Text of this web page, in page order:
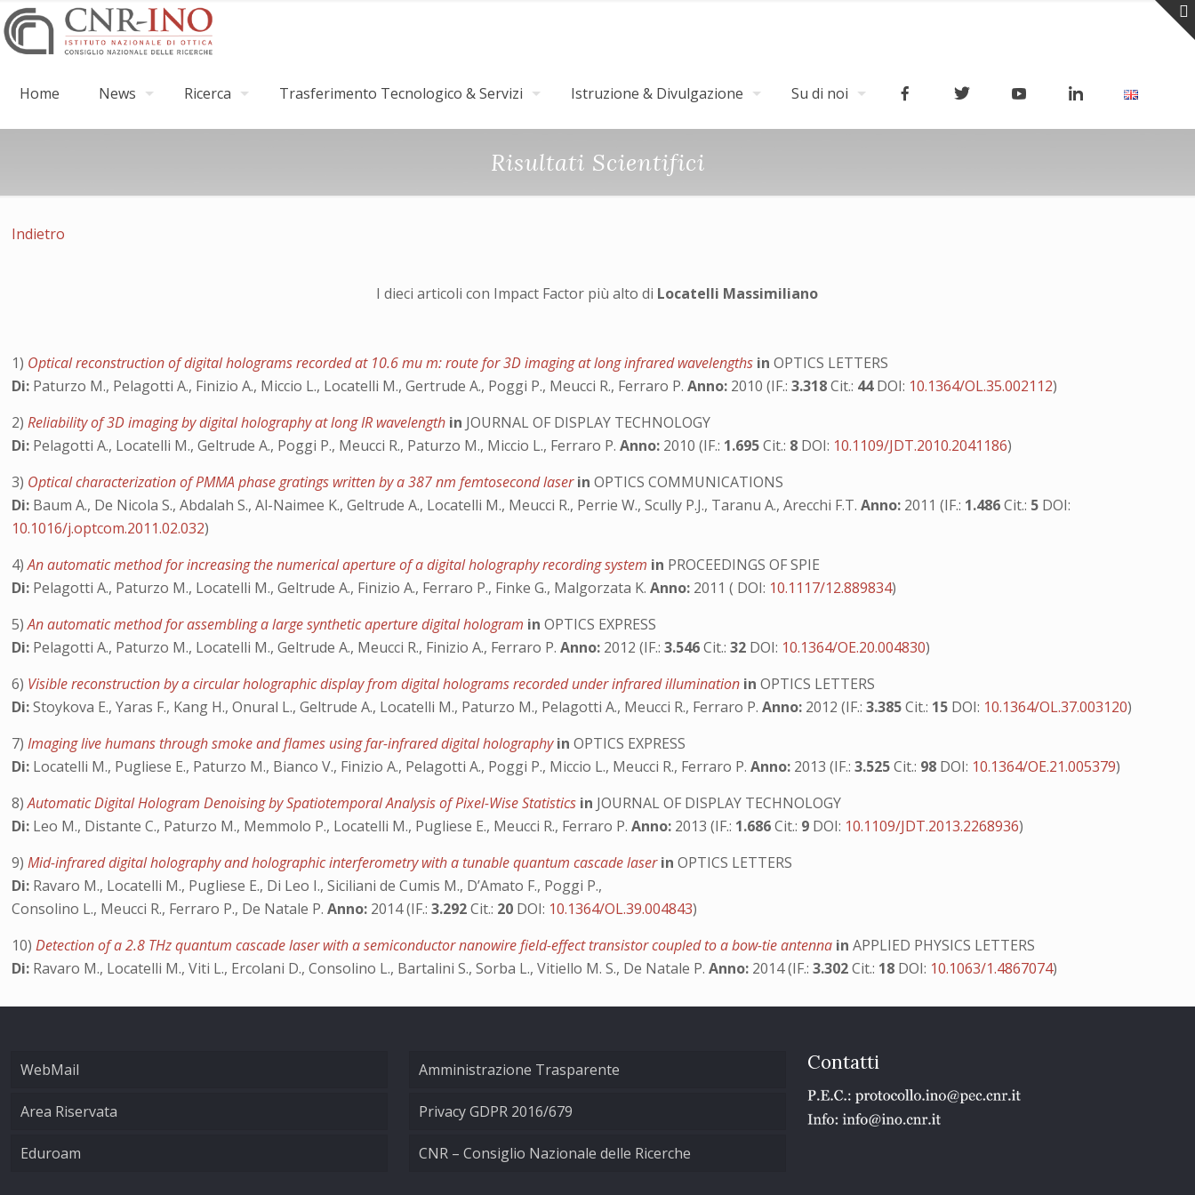
Home News Ricerca Trasferimento Tecnologico & Servizi Istruzione & Divulgazione Su di noi
Risultati Scientifici
Indietro
I dieci articoli con Impact Factor più alto di Locatelli Massimiliano
1) Optical reconstruction of digital holograms recorded at 10.6 mu m: route for 3D imaging at long infrared wavelengths in OPTICS LETTERS
Di: Paturzo M., Pelagotti A., Finizio A., Miccio L., Locatelli M., Gertrude A., Poggi P., Meucci R., Ferraro P.Anno: 2010 (IF.:3.318Cit.: 44DOI: 10.1364/OL.35.002112)
2)Reliability of 3D imaging by digital holography at long IR wavelength in JOURNAL OF DISPLAY TECHNOLOGY
Di: Pelagotti A., Locatelli M., Geltrude A., Poggi P., Meucci R., Paturzo M., Miccio L., Ferraro P.Anno: 2010 (IF.: 1.695Cit.: 8 DOI: 10.1109/JDT.2010.2041186)
3) Optical characterization of PMMA phase gratings written by a 387 nm femtosecond laserin OPTICS COMMUNICATIONS
Di: Baum A., De Nicola S., Abdalah S., Al-Naimee K., Geltrude A., Locatelli M., Meucci R., Perrie W., Scully P.J., Taranu A., Arecchi F.T.Anno: 2011 (IF.: 1.486Cit.: 5 DOI:
10.1016/j.optcom.2011.02.032)
4)An automatic method for increasing the numerical aperture of a digital holography recording system in PROCEEDINGS OF SPIE
Di: Pelagotti A., Paturzo M., Locatelli M., Geltrude A., Finizio A., Ferraro P., Finke G., Malgorzata K.Anno: 2011 ( DOI: 10.1117/12.889834)
5)An automatic method for assembling a large synthetic aperture digital hologram in OPTICS EXPRESS
Di: Pelagotti A., Paturzo M., Locatelli M., Geltrude A., Meucci R., Finizio A., Ferraro P.Anno: 2012 (IF.:3.546Cit.:32 DOI: 10.1364/OE.20.004830)
6) Visible reconstruction by a circular holographic display from digital holograms recorded under infrared illumination in OPTICS LETTERS
Di:Stoykova E., Yaras F., Kang H., Onural L., Geltrude A., Locatelli M., Paturzo M., Pelagotti A., Meucci R., Ferraro P.Anno: 2012 (IF.:3.385Cit.: 15 DOI: 10.1364/OL.37.003120)
7)Imaging live humans through smoke and flames using far-infrared digital holographyin OPTICS EXPRESS
Di: Locatelli M., Pugliese E., Paturzo M., Bianco V., Finizio A., Pelagotti A., Poggi P., Miccio L., Meucci R., Ferraro P.Anno: 2013 (IF.:3.525Cit.: 98 DOI: 10.1364/OE.21.005379)
8)Automatic Digital Hologram Denoising by Spatiotemporal Analysis of Pixel-Wise Statistics in JOURNAL OF DISPLAY TECHNOLOGY
Di: Leo M., Distante C., Paturzo M., Memmolo P., Locatelli M., Pugliese E., Meucci R., Ferraro P.Anno: 2013 (IF.: 1.686Cit.: 9 DOI: 10.1109/JDT.2013.2268936)
9)Mid-infrared digital holography and holographic interferometry with a tunable quantum cascade laserin OPTICS LETTERS
Di: Ravaro M., Locatelli M., Pugliese E., Di Leo I., Siciliani de Cumis M., D’Amato F., Poggi P.,
Consolino L., Meucci R., Ferraro P., De Natale P.Anno: 2014 (IF.:3.292Cit.: 20 DOI: 10.1364/OL.39.004843)
10)Detection of a 2.8 THz quantum cascade laser with a semiconductor nanowire field-effect transistor coupled to a bow-tie antenna in APPLIED PHYSICS LETTERS
Di: Ravaro M., Locatelli M., Viti L., Ercolani D., Consolino L., Bartalini S., Sorba L., Vitiello M. S., De Natale P.Anno: 2014 (IF.:3.302Cit.: 18 DOI: 10.1063/1.4867074)
WebMail
Area Riservata
Eduroam
Amministrazione Trasparente
Privacy GDPR 2016/679
CNR – Consiglio Nazionale delle Ricerche
Contatti